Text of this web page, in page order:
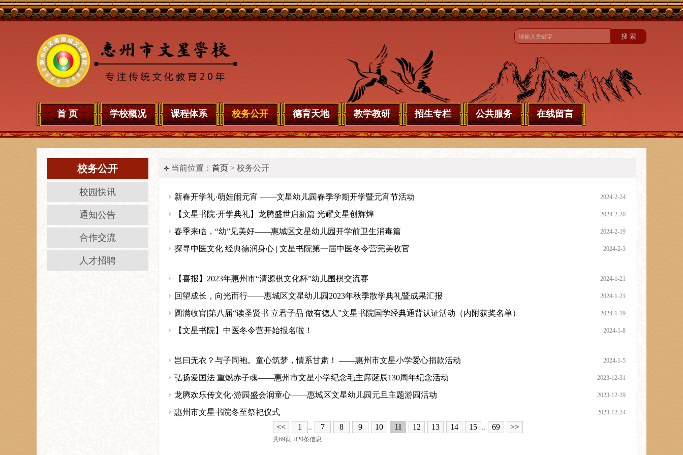
首 页 学校概况 课程体系 校务公开 德育天地 教学教研 招生专栏 公共服务 在线留言
校务公开
校园快讯
通知公告
合作交流
人才招聘
当前位置： 首页 > 校务公开
新春开学礼·萌娃闹元宵 ——文星幼儿园春季学期开学暨元宵节活动 2024-2-24
【文星书院·开学典礼】龙腾盛世启新篇 光耀文星创辉煌 2024-2-20
春季来临，“幼”见美好——惠城区文星幼儿园开学前卫生消毒篇 2024-2-19
探寻中医文化 经典德润身心 | 文星书院第一届中医冬令营完美收官 2024-2-3
【喜报】2023年惠州市“清源棋文化杯”幼儿围棋交流赛 2024-1-21
回望成长，向光而行——惠城区文星幼儿园2023年秋季散学典礼暨成果汇报 2024-1-21
圆满收官|第八届“读圣贤书 立君子品 做有德人”文星书院国学经典通背认证活动（内附获奖名单） 2024-1-19
【文星书院】中医冬令营开始报名啦！ 2024-1-8
岂曰无衣？与子同袍。童心筑梦，情系甘肃！ ——惠州市文星小学爱心捐款活动 2024-1-5
弘扬爱国法 重燃赤子魂——惠州市文星小学纪念毛主席诞辰130周年纪念活动 2023-12-31
龙腾欢乐传文化·游园盛会润童心——惠城区文星幼儿园元旦主题游园活动 2023-12-29
惠州市文星书院冬至祭祀仪式 2023-12-24
<< 1 .. 7 8 9 10 11 12 13 14 15 .. 69 >>
共69页 820条信息